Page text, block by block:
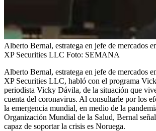
Alberto Bernal, estratega en jefe de mercados
XP Securities LLC Foto: SEMANA
Alberto Bernal, estratega en jefe de mercados
XP Securities LLC, habló con el programa
periodista Vicky Dávila, de la situación que
cuenta del coronavirus. Al consultarle por los
la emergencia mundial, en medio de la
Organización Mundial de la Salud, Bernal
capaz de soportar la crisis es Noruega.